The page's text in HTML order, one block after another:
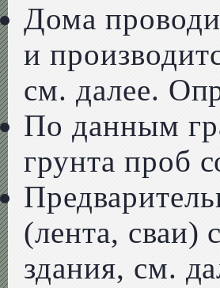
Дома
и
см. далее.
По данным
грунта проб
(лента, сваи)
здания, см.